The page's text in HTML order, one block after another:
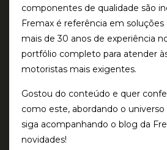
componentes de qualidade são
Fremax é referência em
mais de 30 anos de experiência
portfólio completo para atender
motoristas mais exigentes.
Gostou do conteúdo e quer
como este, abordando o
siga acompanhando o blog da
novidades!